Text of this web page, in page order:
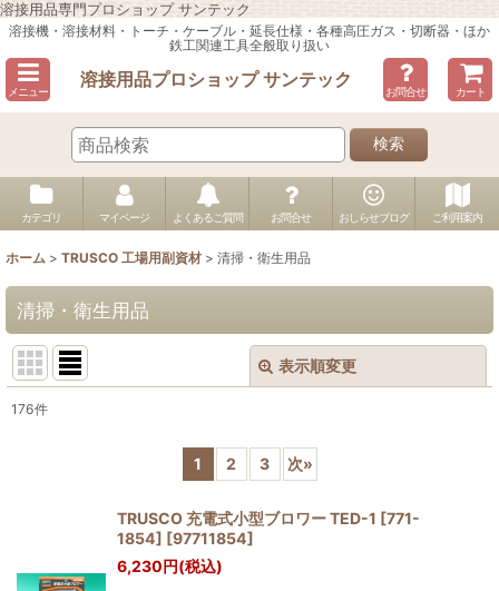
溶接用品専門プロショップ サンテック
溶接機・溶接材料・トーチ・ケーブル・延長仕様・各種高圧ガス・切断器・ほか
鉄工関連工具全般取り扱い
メニュー
溶接用品プロショップ サンテック
お問合せ カート
検索
カテゴリ マイページ よくあるご質問 お問合せ おしらせブログ ご利用案内
ホーム > TRUSCO 工場用副資材 > 清掃・衛生用品
清掃・衛生用品
表示順変更
絞り込む
176件
1 2 3 次»
TRUSCO 充電式小型ブロワー TED-1 [771-
1854] [97711854]
6,230円(税込)